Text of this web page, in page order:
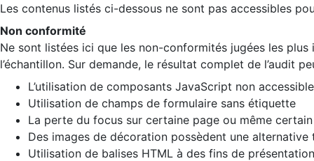
Les contenus listés ci-dessous ne sont pas accessibles
Non conformité
Ne sont listées ici que les non-conformités jugées les
l’échantillon. Sur demande, le résultat complet de l’audit
L’utilisation de composants JavaScript non
Utilisation de champs de formulaire sans étiquette
La perte du focus sur certaine page ou même
Des images de décoration possèdent une alternative
Utilisation de balises HTML à des fins de